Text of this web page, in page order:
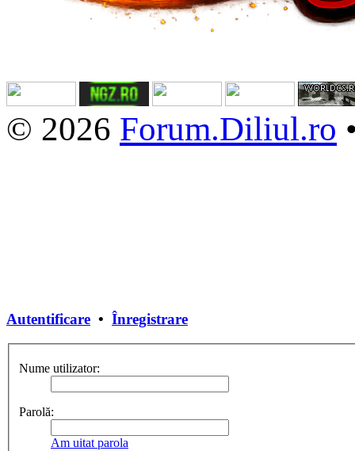
© 2026 Forum.Diliul.ro
Autentificare • Înregistrare
Nume utilizator:
Parolă:
Am uitat parola